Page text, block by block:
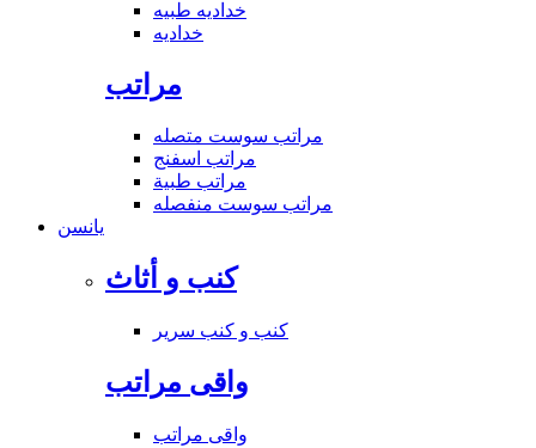
خداديه طبيه
خداديه
مراتب
مراتب سوست متصله
مراتب اسفنج
مراتب طبية
مراتب سوست منفصله
يانسن
كنب و أثاث
كنب و كنب سرير
واقى مراتب
واقى مراتب